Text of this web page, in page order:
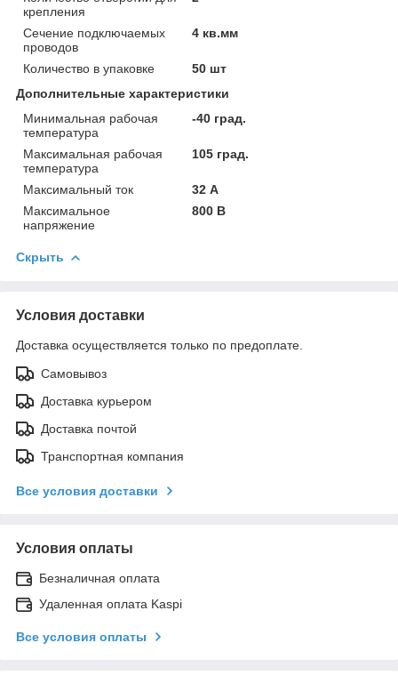
крепления
Сечение подключаемых
проводов
4 кв.мм
Количество в упаковке
50 шт
Дополнительные характеристики
Минимальная рабочая
температура
-40 град.
Максимальная рабочая
температура
105 град.
Максимальный ток
32 А
Максимальное
напряжение
800 В
Скрыть
Условия доставки
Доставка осуществляется только по предоплате.
Самовывоз
Доставка курьером
Доставка почтой
Транспортная компания
Все условия доставки
Условия оплаты
Безналичная оплата
Удаленная оплата Kaspi
Все условия оплаты